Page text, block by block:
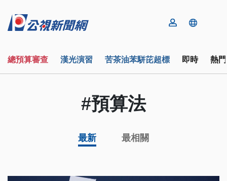
總預算審查 漢光演習 苦茶油苯駢芘超標 即時 熱
#預算法
最新 最相關